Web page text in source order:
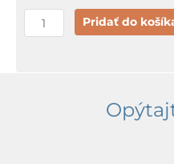
množstvo
Attack
Pridať do